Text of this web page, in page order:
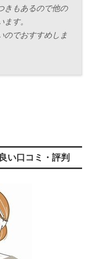
きもあるので他の
す。
のでおすすめしま
い口コミ・評判